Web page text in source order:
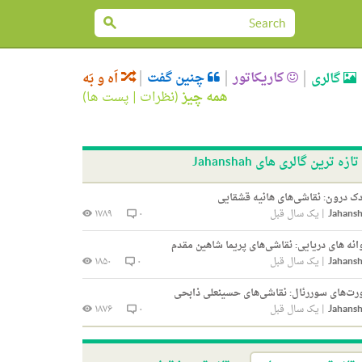
گالری کاریکاتور چنین گفت اَه و بَه
همه چیز(نظرات | پست ها)
تازه ترین گالری های Jahanshah
درون: نقاشی‌های هانیه قشقایی
| یک سال قبل ۰
۱۷۸۹
های دریایی: نقاشی‌های پریما شاهین مقدم
| یک سال قبل ۰
۱۸۵۰
سوررئال: نقاشی‌های حسینعلی ذابحی
| یک سال قبل ۰ ۱۸۷۶